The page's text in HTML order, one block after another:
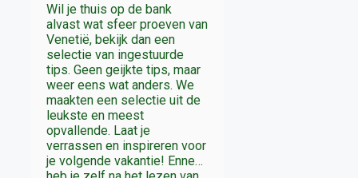
Wil je thuis op de bank
alvast wat sfeer proeven van
Venetië, bekijk dan een
selectie van ingestuurde
tips. Geen geijkte tips, maar
weer eens wat anders. We
maakten een selectie uit de
leukste en meest
opvallende. Laat je
verrassen en inspireren voor
je volgende vakantie! Enne…